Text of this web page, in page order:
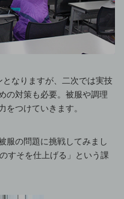
なりますが、二次では実技
の対策も必要。被服や調理
つけていきます。
服の問題に挑戦してみまし
すそを仕上げる」という課